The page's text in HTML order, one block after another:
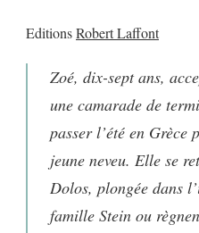
EditionsRobert Laffont
Zoé, dix-sept ans,
une camarade de
passer l’été en Grèce
jeune neveu. Elle se
Dolos, plongée dans
famille Stein ou